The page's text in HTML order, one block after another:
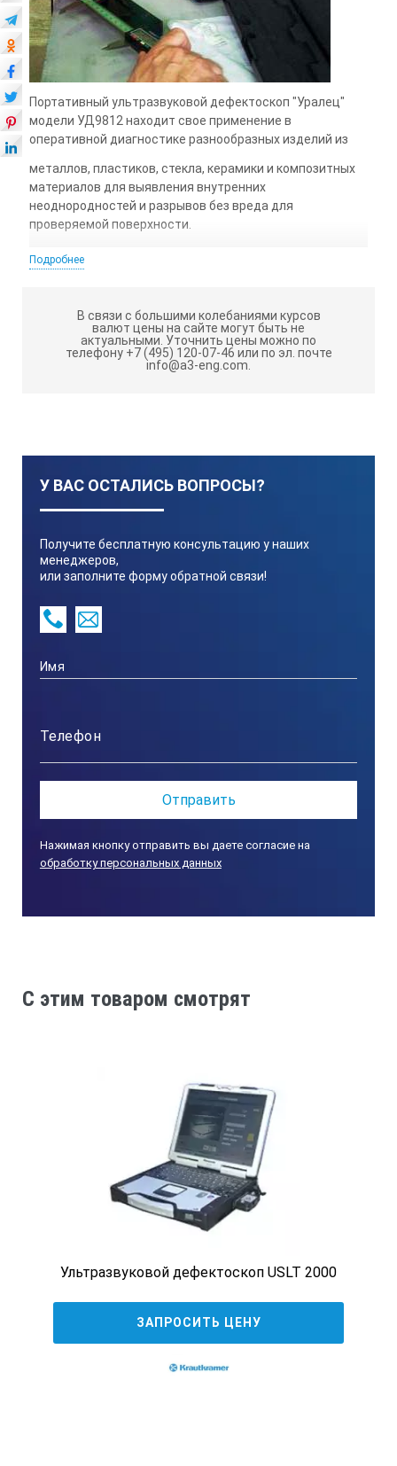
Портативный ультразвуковой дефектоскоп "Уралец"
модели УД9812 находит свое применение в
оперативной диагностике разнообразных изделий из
металлов, пластиков, стекла, керамики и композитных
материалов для выявления внутренних
неоднородностей и разрывов без вреда для
проверяемой поверхности.
Устройство УД9812 занимается фиксацией задержек
ультразвуковых волн, а также оценивает их амплитуду
обнаруженных неточностей в материале.
Дефектоскоп УД9812 создан для работы в самых
нешуточных условиях: на стройках сурового севера, в
жарких цехах литейных заводов, в зонах с высокой
Внешний вид и особенности
Прочный корпус
прямом солнечном свете
влажности и осадкам
Подробнее
В связи с большими колебаниями курсов
валют цены на сайте могут быть не
актуальными. Уточнить цены можно по
телефону +7 (495) 120-07-46 или по эл. почте
info@a3-eng.com.
У ВАС ОСТАЛИСЬ ВОПРОСЫ?
Получите бесплатную консультацию у наших
менеджеров,
или заполните форму обратной связи!
Нажимая кнопку отправить вы даете согласие на
обработку персональных данных
C этим товаром смотрят
Ультразвуковой дефектоскоп USLT 2000
ЗАПРОСИТЬ ЦЕНУ